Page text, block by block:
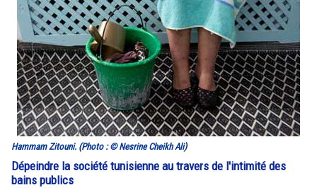
Hammam Zitouni. (Photo : © Nesrine Cheikh Ali)
Dépeindre la société tunisienne au travers de l'intimité des
bains publics